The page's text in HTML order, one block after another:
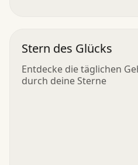
Stern des Glücks
Entdecke die täglichen
durch deine Sterne